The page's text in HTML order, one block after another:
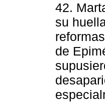
42.
su
de